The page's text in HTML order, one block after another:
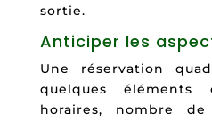
sortie.
Anticiper les
Une réservation
quelques éléments
horaires, nombre